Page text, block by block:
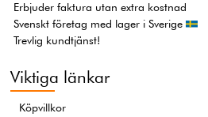
Erbjuder faktura utan extra kostnad
Svenskt företag med lager i Sverige
Trevlig kundtjänst!
Viktiga länkar
Köpvillkor